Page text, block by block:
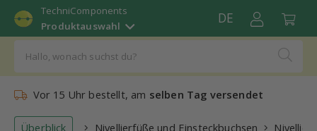
TechniComponents
Produktauswahl
DE
Vor 15 Uhr bestellt, am selben Tag versendet
Überblick Nivellierfüße und Einsteckbuchsen